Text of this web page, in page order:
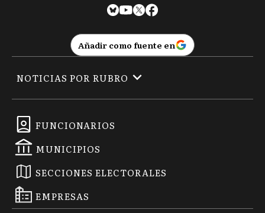
Añadir como fuente en
FUNCIONARIOS
MUNICIPIOS
SECCIONES ELECTORALES
EMPRESAS
NOTICIAS POR RUBRO